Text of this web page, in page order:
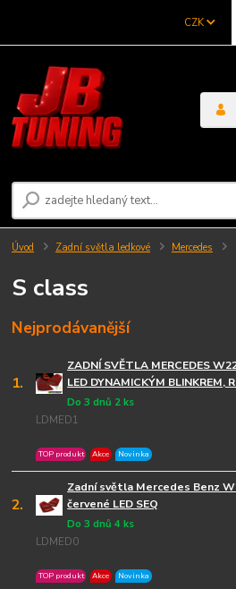
CZK
Úvod Zadní světla ledkové Mercedes
S class
Nejprodávanější
1.
ZADNÍ SVĚTLA MERCEDES
LED DYNAMICKÝM BLINKREM,
LDMED1
Do 3 dnů 2 ks
TOP produkt Akce Novinka
2.
Zadní světla Mercedes Benz
červené LED SEQ
LDMED0
Do 3 dnů 4 ks
TOP produkt Akce Novinka